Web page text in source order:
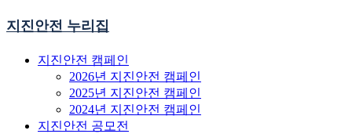
지진안전 누리집
지진안전 캠페인
2026년 지진안전 캠페인
2025년 지진안전 캠페인
2024년 지진안전 캠페인
지진안전 공모전